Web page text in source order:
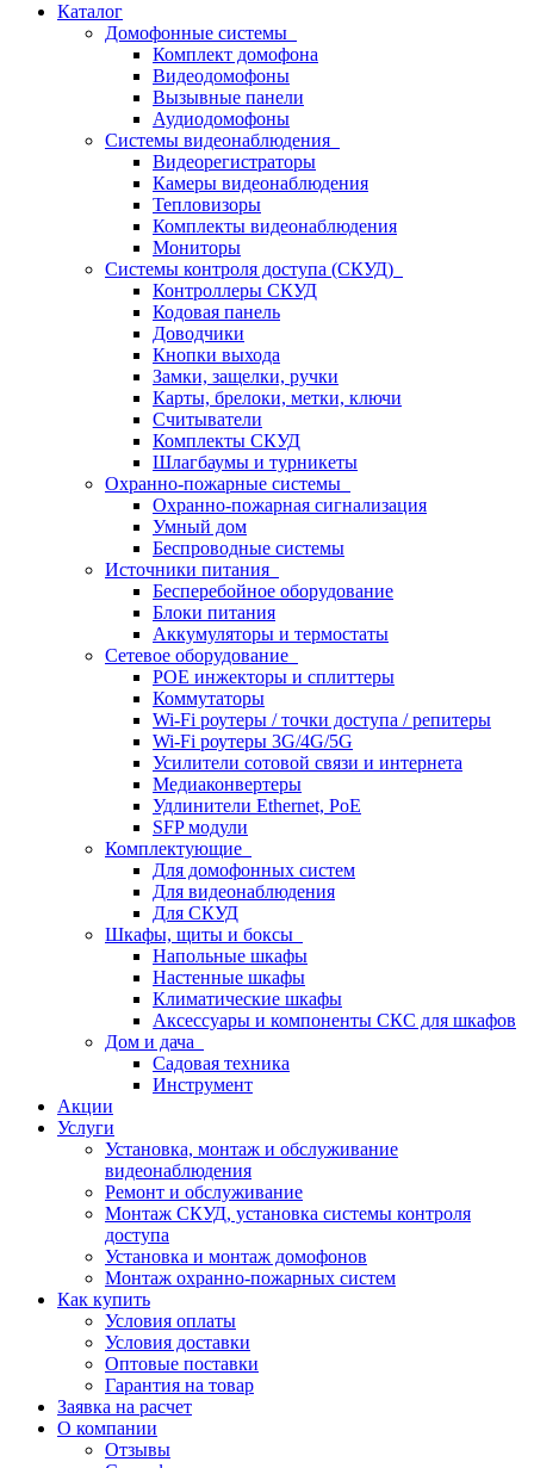
Каталог
Домофонные системы
Комплект домофона
Видеодомофоны
Вызывные панели
Аудиодомофоны
Системы видеонаблюдения
Видеорегистраторы
Камеры видеонаблюдения
Тепловизоры
Комплекты видеонаблюдения
Мониторы
Системы контроля доступа (СКУД)
Контроллеры СКУД
Кодовая панель
Доводчики
Кнопки выхода
Замки, защелки, ручки
Карты, брелоки, метки, ключи
Считыватели
Комплекты СКУД
Шлагбаумы и турникеты
Охранно-пожарные системы
Охранно-пожарная сигнализация
Умный дом
Беспроводные системы
Источники питания
Бесперебойное оборудование
Блоки питания
Аккумуляторы и термостаты
Сетевое оборудование
POE инжекторы и сплиттеры
Коммутаторы
Wi-Fi роутеры / точки доступа / репитеры
Wi-Fi роутеры 3G/4G/5G
Усилители сотовой связи и интернета
Медиаконвертеры
Удлинители Ethernet, PoE
SFP модули
Комплектующие
Для домофонных систем
Для видеонаблюдения
Для СКУД
Шкафы, щиты и боксы
Напольные шкафы
Настенные шкафы
Климатические шкафы
Аксессуары и компоненты СКС для шкафов
Дом и дача
Садовая техника
Инструмент
Акции
Услуги
Установка, монтаж и обслуживание
видеонаблюдения
Ремонт и обслуживание
Монтаж СКУД, установка системы контроля
доступа
Установка и монтаж домофонов
Монтаж охранно-пожарных систем
Как купить
Условия оплаты
Условия доставки
Оптовые поставки
Гарантия на товар
Заявка на расчет
О компании
Отзывы